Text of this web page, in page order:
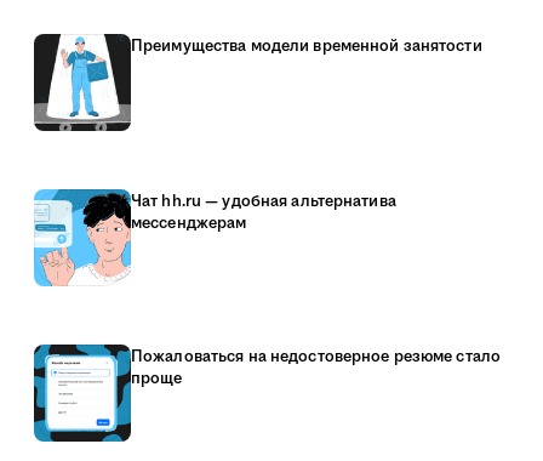
Преимущества модели временной занятости
Чат hh.ru — удобная альтернатива
мессенджерам
Пожаловаться на недостоверное резюме стало
проще